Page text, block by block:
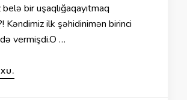
bir uşaqlığaqayıtmaq
Kəndimiz ilk şəhidinimən birinci
vermişdi.O …